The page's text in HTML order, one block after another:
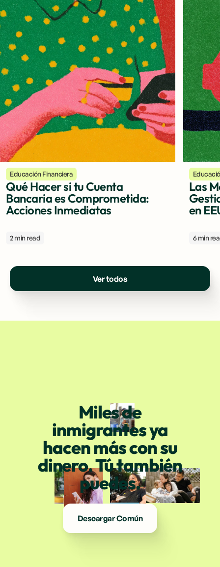
Educación Financiera
Qué Hacer si tu Cuenta
Bancaria es Comprometida:
Acciones Inmediatas
2 min read
Las
en
6 min
Ver todos
Miles de
inmigrantes ya
hacen más con su
dinero. Tú también
puedes.
Descargar Común